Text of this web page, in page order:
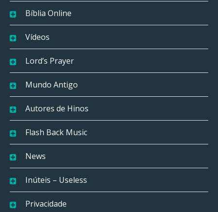
Bíblia Online
Vídeos
Lord’s Prayer
Mundo Antigo
Autores de Hinos
Flash Back Music
News
Inúteis – Useless
Privacidade